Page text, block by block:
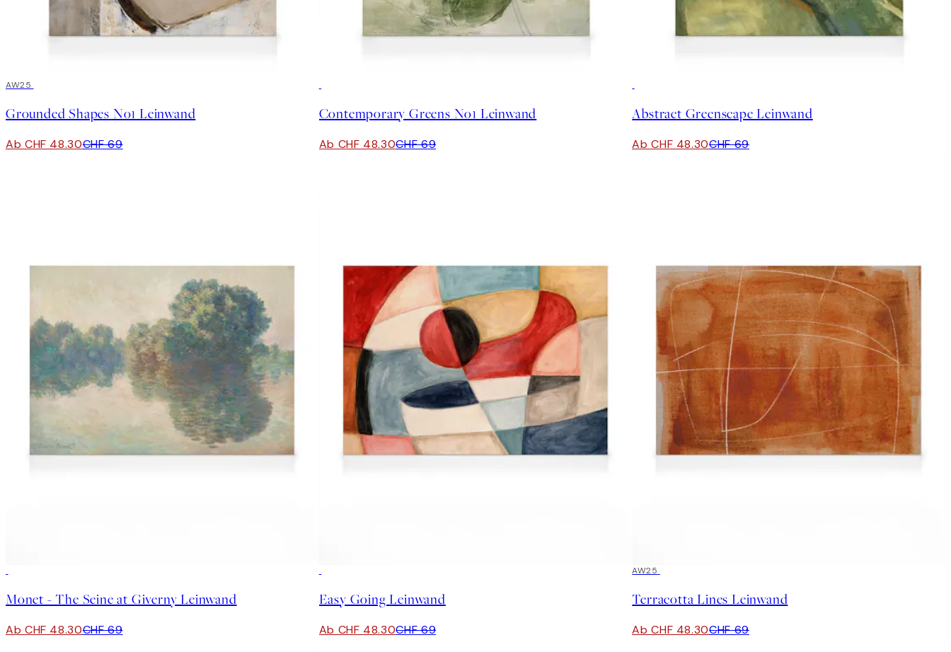
30%*
AW25
Grounded Shapes No1 Leinwand
Ab CHF 48.30CHF 69
Contemporary Greens No1 Leinwand
Ab CHF 48.30CHF 69
Abstract Greenscape Leinwand
Ab CHF 48.30CHF 69
Monet - The Seine at Giverny Leinwand
Ab CHF 48.30CHF 69
Easy Going Leinwand
Ab CHF 48.30CHF 69
30%*
AW25
Terracotta Lines Leinwand
Ab CHF 48.30CHF 69